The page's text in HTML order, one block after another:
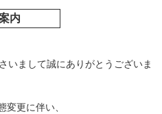
内
いまして誠にありがとうございま
変更に伴い、